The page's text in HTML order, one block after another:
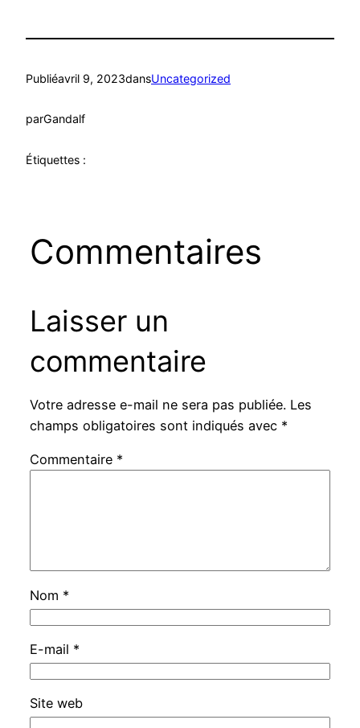
Publiéavril 9, 2023dansUncategorized
parGandalf
Étiquettes :
Commentaires
Laisser un
commentaire
Votre adresse e-mail ne sera pas publiée. Les
champs obligatoires sont indiqués avec *
Commentaire *
Nom *
E-mail *
Site web